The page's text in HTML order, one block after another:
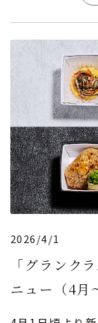
2026/4/1
「グランク
ニュー（4月